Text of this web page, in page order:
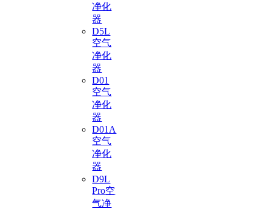
净化
器
D5L
空气
净化
器
D01
空气
净化
器
D01A
空气
净化
器
D9L
Pro空
气净